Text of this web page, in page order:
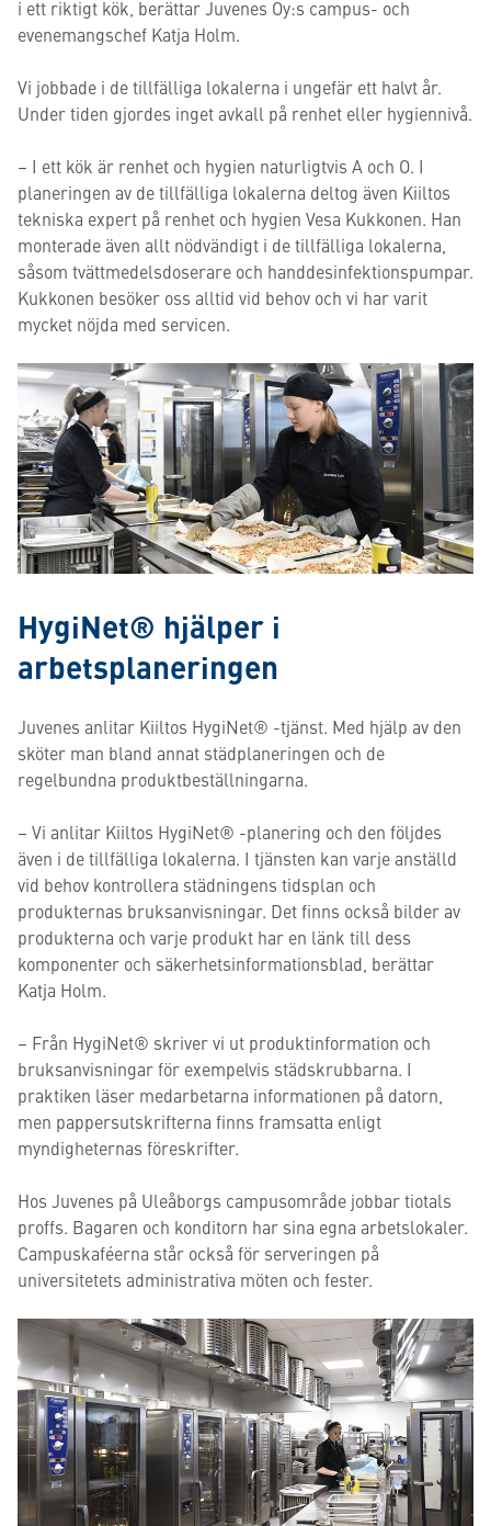
i ett riktigt kök, berättar Juvenes Oy:s campus- och
evenemangschef Katja Holm.
Vi jobbade i de tillfälliga lokalerna i ungefär ett halvt år.
Under tiden gjordes inget avkall på renhet eller hygiennivå.
– I ett kök är renhet och hygien naturligtvis A och O. I
planeringen av de tillfälliga lokalerna deltog även Kiiltos
tekniska expert på renhet och hygien Vesa Kukkonen. Han
monterade även allt nödvändigt i de tillfälliga lokalerna,
såsom tvättmedelsdoserare och handdesinfektionspumpar.
Kukkonen besöker oss alltid vid behov och vi har varit
mycket nöjda med servicen.
HygiNet® hjälper i
arbetsplaneringen
Juvenes anlitar Kiiltos HygiNet® -tjänst. Med hjälp av den
sköter man bland annat städplaneringen och de
regelbundna produktbeställningarna.
– Vi anlitar Kiiltos HygiNet® -planering och den följdes
även i de tillfälliga lokalerna. I tjänsten kan varje anställd
vid behov kontrollera städningens tidsplan och
produkternas bruksanvisningar. Det finns också bilder av
produkterna och varje produkt har en länk till dess
komponenter och säkerhetsinformationsblad, berättar
Katja Holm.
– Från HygiNet® skriver vi ut produktinformation och
bruksanvisningar för exempelvis städskrubbarna. I
praktiken läser medarbetarna informationen på datorn,
men pappersutskrifterna finns framsatta enligt
myndigheternas föreskrifter.
Hos Juvenes på Uleåborgs campusområde jobbar tiotals
proffs. Bagaren och konditorn har sina egna arbetslokaler.
Campuskaféerna står också för serveringen på
universitetets administrativa möten och fester.